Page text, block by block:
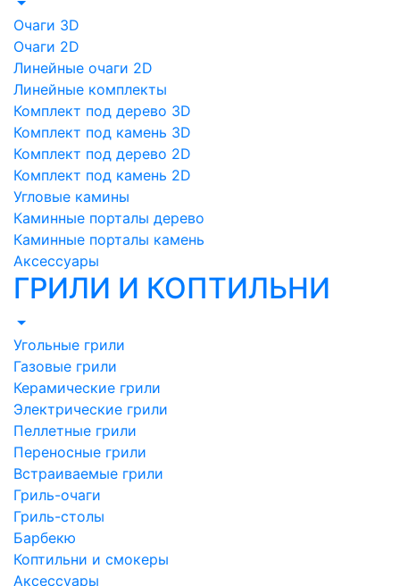
Очаги 3D
Очаги 2D
Линейные очаги 2D
Линейные комплекты
Комплект под дерево 3D
Комплект под камень 3D
Комплект под дерево 2D
Комплект под камень 2D
Угловые камины
Каминные порталы дерево
Каминные порталы камень
Аксессуары
ГРИЛИ И КОПТИЛЬНИ
Угольные грили
Газовые грили
Керамические грили
Электрические грили
Пеллетные грили
Переносные грили
Встраиваемые грили
Гриль-очаги
Гриль-столы
Барбекю
Коптильни и смокеры
Аксессуары